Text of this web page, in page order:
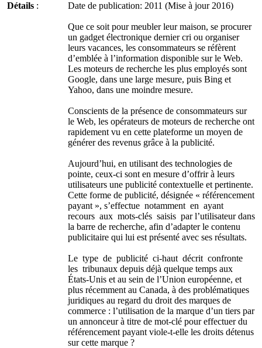
Détails : Date de publication: 2011 (Mise à jour 2016)
Que ce soit pour meubler leur maison, se procurer
un gadget électronique dernier cri ou organiser
leurs vacances, les consommateurs se réfèrent
d’emblée à l’information disponible sur le Web.
Les moteurs de recherche les plus employés sont
Google, dans une large mesure, puis Bing et
Yahoo, dans une moindre mesure.
Conscients de la présence de consommateurs sur
le Web, les opérateurs de moteurs de recherche ont
rapidement vu en cette plateforme un moyen de
générer des revenus grâce à la publicité.
Aujourd’hui, en utilisant des technologies de
pointe, ceux-ci sont en mesure d’offrir à leurs
utilisateurs une publicité contextuelle et pertinente.
Cette forme de publicité, désignée « référencement
payant », s’effectue notamment en ayant
recours aux mots-clés saisis par l’utilisateur dans
la barre de recherche, afin d’adapter le contenu
publicitaire qui lui est présenté avec ses résultats.
Le type de publicité ci-haut décrit confronte
les tribunaux depuis déjà quelque temps aux
États-Unis et au sein de l’Union européenne, et
plus récemment au Canada, à des problématiques
juridiques au regard du droit des marques de
commerce : l’utilisation de la marque d’un tiers par
un annonceur à titre de mot-clé pour effectuer du
référencement payant viole-t-elle les droits détenus
sur cette marque ?